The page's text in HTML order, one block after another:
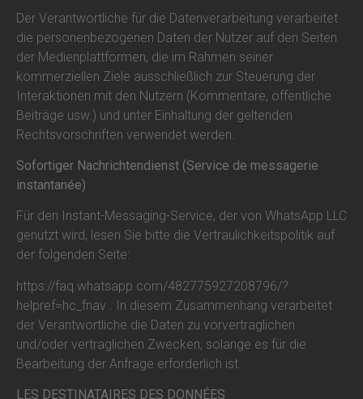
Der Verantwortliche für die Datenverarbeitung verarbeitet
die personenbezogenen Daten der Nutzer auf den Seiten
der Medienplattformen, die im Rahmen seiner
kommerziellen Ziele ausschließlich zur Steuerung der
Interaktionen mit den Nutzern (Kommentare, öffentliche
Beiträge usw.) und unter Einhaltung der geltenden
Rechtsvorschriften verwendet werden.
Sofortiger Nachrichtendienst (Service de messagerie
instantanée)
Für den Instant-Messaging-Service, der von WhatsApp LLC
genutzt wird, lesen Sie bitte die Vertraulichkeitspolitik auf
der folgenden Seite:
https://faq.whatsapp.com/482775927208796/?
helpref=hc_fnav . In diesem Zusammenhang verarbeitet
der Verantwortliche die Daten zu vorvertraglichen
und/oder vertraglichen Zwecken, solange es für die
Bearbeitung der Anfrage erforderlich ist.
LES DESTINATAIRES DES DONNÉES